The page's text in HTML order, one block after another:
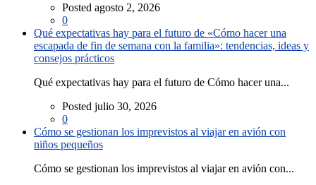
Posted agosto 2, 2026
0
Qué expectativas hay para el futuro de «Cómo hacer una
escapada de fin de semana con la familia»: tendencias, ideas y
consejos prácticos
Qué expectativas hay para el futuro de Cómo hacer una...
Posted julio 30, 2026
0
Cómo se gestionan los imprevistos al viajar en avión con
niños pequeños
Cómo se gestionan los imprevistos al viajar en avión con...